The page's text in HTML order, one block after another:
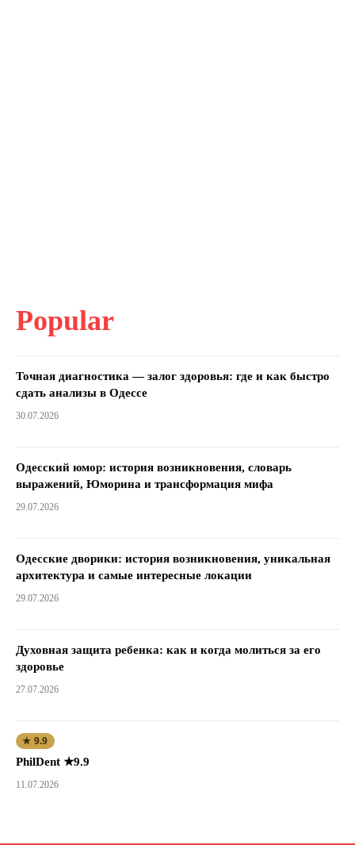
Popular
Точная диагностика — залог здоровья: где и как быстро
сдать анализы в Одессе
30.07.2026
Одесский юмор: история возникновения, словарь
выражений, Юморина и трансформация мифа
29.07.2026
Одесские дворики: история возникновения, уникальная
архитектура и самые интересные локации
29.07.2026
Духовная защита ребенка: как и когда молиться за его
здоровье
27.07.2026
★ 9.9
PhilDent ★9.9
11.07.2026